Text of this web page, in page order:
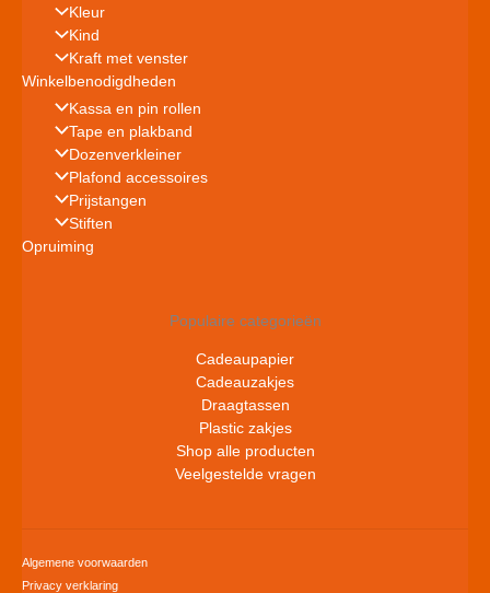
Kleur
Kind
Kraft met venster
Winkelbenodigdheden
Kassa en pin rollen
Tape en plakband
Dozenverkleiner
Plafond accessoires
Prijstangen
Stiften
Opruiming
Populaire categorieën
Cadeaupapier
Cadeauzakjes
Draagtassen
Plastic zakjes
Shop alle producten
Veelgestelde vragen
Algemene voorwaarden
Privacy verklaring